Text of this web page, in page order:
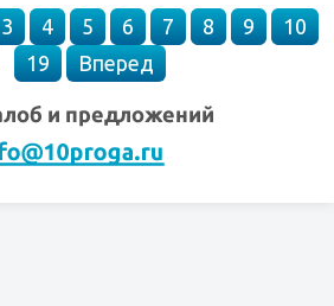
3 4 5 6 7 8 9
10
19 Вперед